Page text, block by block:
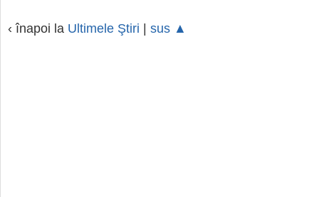
‹ înapoi la Ultimele Ştiri | sus ▲